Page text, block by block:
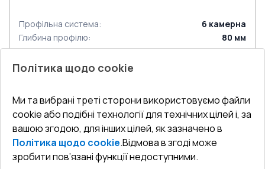
Профільна система: 6 камерна
Глибина профілю: 80 мм
Ущільнення: 3Рівні
Склопакет
€479.49
€326.05
Детальніше / Змінити
Політика щодо cookie
Ми та вибрані треті сторони використовуємо файли
cookie або подібні технології для технічних цілей і, за
вашою згодою, для інших цілей, як зазначено в
Політика щодо cookie.Відмова в згоді може
зробити пов’язані функції недоступними.